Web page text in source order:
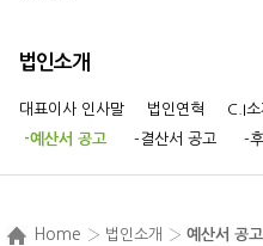
법인소개
대표이사 인사말 법인연혁 C.I소
-예산서 공고
-결산서 공고 -
Home › 법인소개 › 예산서 공고